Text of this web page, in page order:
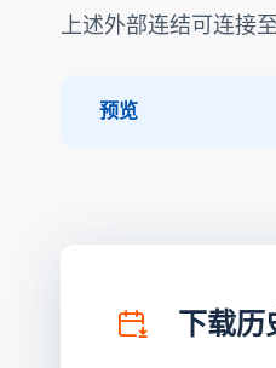
上述外部连结可连接
预览
下载历